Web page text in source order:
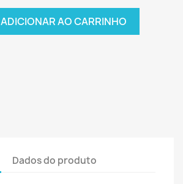
ADICIONAR AO CARRINHO
Dados do produto